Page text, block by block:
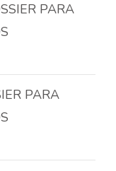
PARA
PARA